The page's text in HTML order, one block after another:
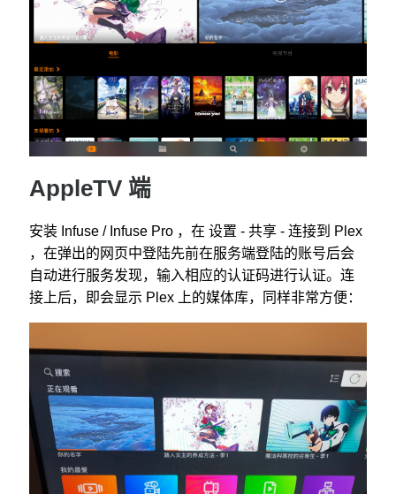
AppleTV 端
安装 Infuse / Infuse Pro ，在 设置 - 共享 - 连接到 Plex
，在弹出的网页中登陆先前在服务端登陆的账号后会
自动进行服务发现，输入相应的认证码进行认证。连
接上后，即会显示 Plex 上的媒体库，同样非常方便：